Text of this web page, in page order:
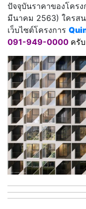
ปัจจุบันราคาของโคร
มีนาคม 2563) ใครสน
เว็บไซต์โครงการ
091-949-0000 ครับ